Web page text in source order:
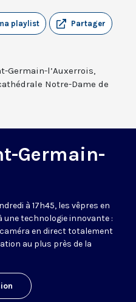
Partager
playlist
Germain-l’Auxerrois,
Notre-Dame de
Germain-
à 17h45, les vêpres en
une technologie innovante :
en direct totalement
au plus près de la